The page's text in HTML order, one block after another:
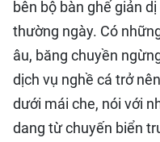
bên bộ bàn ghế giản
thường ngày. Có
âu, băng chuyền
dịch vụ nghề cá trở
dưới mái che, nói với
dang từ chuyến biển